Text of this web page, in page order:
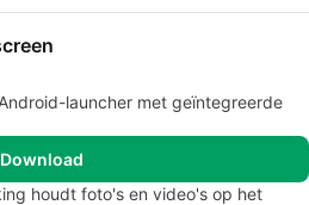
launcher met geïntegreerde
Download
houdt foto's en video's op het